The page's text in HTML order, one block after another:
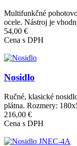
Multifunkčné
ocele. Nástroj je
54,00 €
Cena s DPH
Obrázok
Nosidlo
Ručné, klasické
plátna. Rozmery:
216,00 €
Cena s DPH
Obrázok